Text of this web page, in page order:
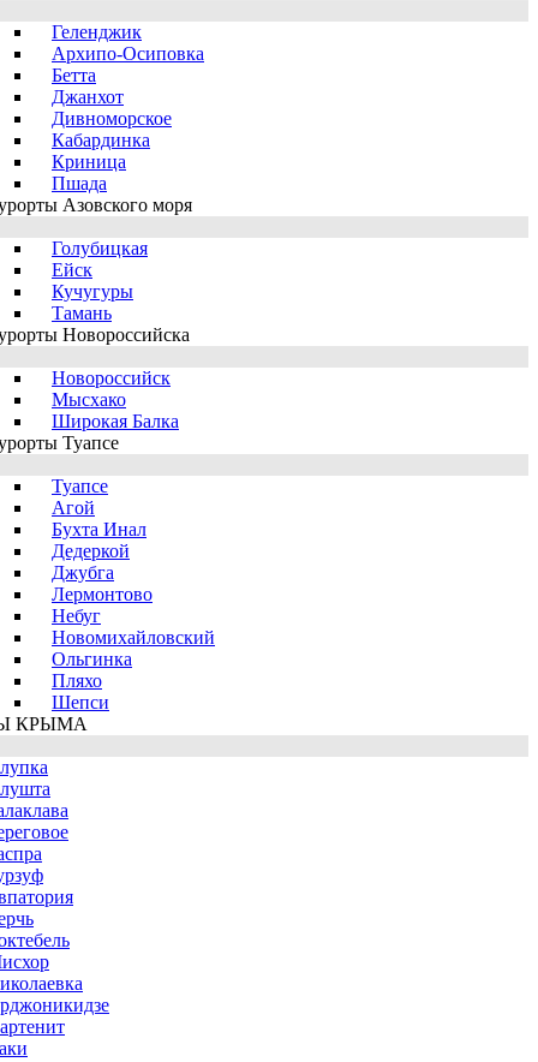
Геленджик
Архипо-Осиповка
Бетта
Джанхот
Дивноморское
Кабардинка
Криница
Пшада
Азовского моря
Голубицкая
Ейск
Кучугуры
Тамань
Новороссийска
Новороссийск
Мысхако
Широкая Балка
Туапсе
Туапсе
Агой
Бухта Инал
Дедеркой
Джубга
Лермонтово
Небуг
Новомихайловский
Ольгинка
Пляхо
Шепси
КРЫМА